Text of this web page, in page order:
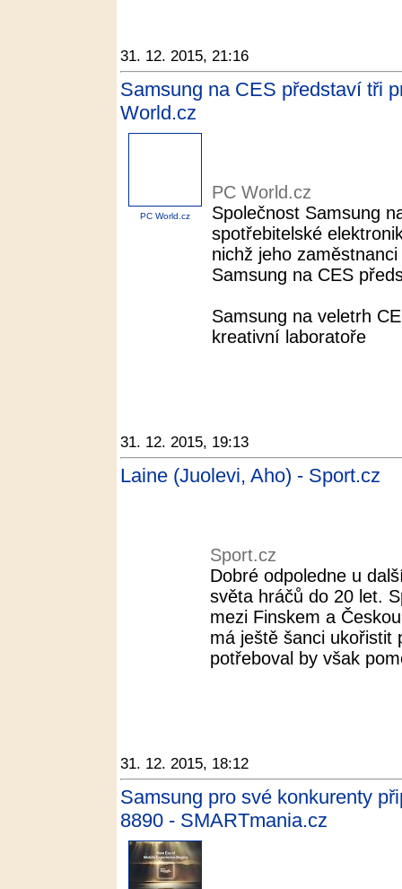
31. 12. 2015, 21:16
Samsung na CES představí tři
World.cz
PC World.cz
PC World.cz
Společnost Samsung
spotřebitelské
nichž jeho
Samsung na CES
Samsung na veletrh
kreativní laboratoře
31. 12. 2015, 19:13
Laine (Juolevi, Aho) - Sport.cz
Sport.cz
Dobré odpoledne u
světa hráčů do 20 let.
mezi Finskem a
má ještě šanci
potřeboval by však
31. 12. 2015, 18:12
Samsung pro své konkurenty
8890 - SMARTmania.cz